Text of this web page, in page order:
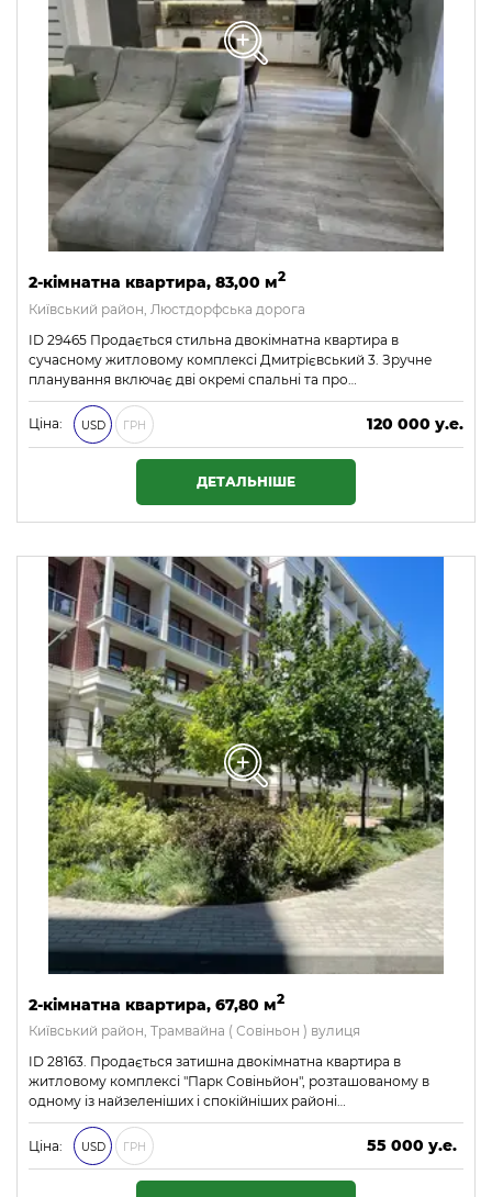
2-кімнатна квартира, 83,00 м2
Київський район, Люстдорфська дорога
ID 29465 Продається стильна двокімнатна квартира в
сучасному житловому комплексі Дмитрієвський 3. Зручне
планування включає дві окремі спальні та про…
Ціна: USD ГРН
120 000 у.е.
5 160 000 ₴
ДЕТАЛЬНІШЕ
2-кімнатна квартира, 67,80 м2
Київський район, Трамвайна ( Совіньон ) вулиця
ID 28163. Продається затишна двокімнатна квартира в
житловому комплексі "Парк Совіньйон", розташованому в
одному із найзеленіших і спокійніших районі…
Ціна: USD ГРН
55 000 у.е.
2 365 000 ₴